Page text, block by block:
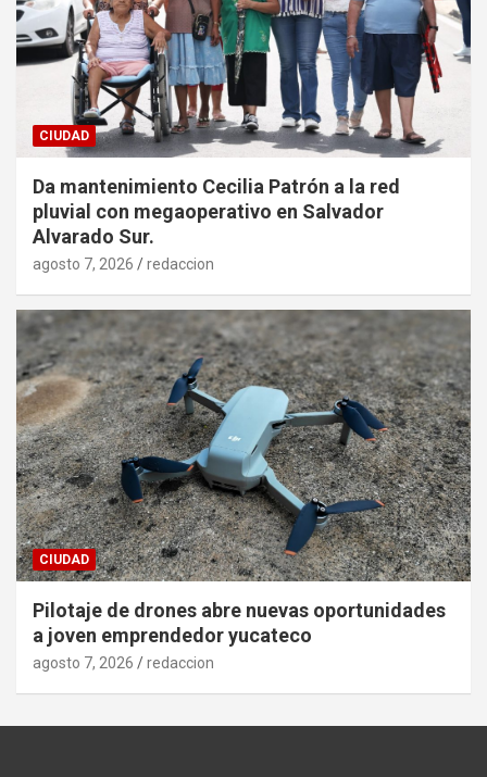
CIUDAD
Da mantenimiento Cecilia Patrón a la red
pluvial con megaoperativo en Salvador
Alvarado Sur.
agosto 7, 2026 redaccion
CIUDAD
Pilotaje de drones abre nuevas oportunidades
a joven emprendedor yucateco
agosto 7, 2026 redaccion